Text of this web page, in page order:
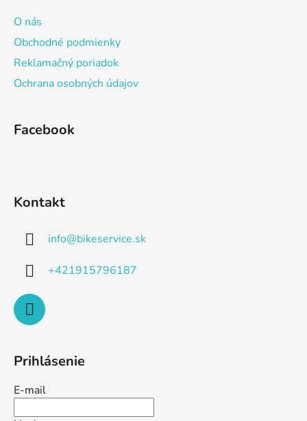
O nás
Obchodné podmienky
Reklamačný poriadok
Ochrana osobných údajov
Facebook
Kontakt
info@bikeservice.sk
+421915796187
Prihlásenie
E-mail